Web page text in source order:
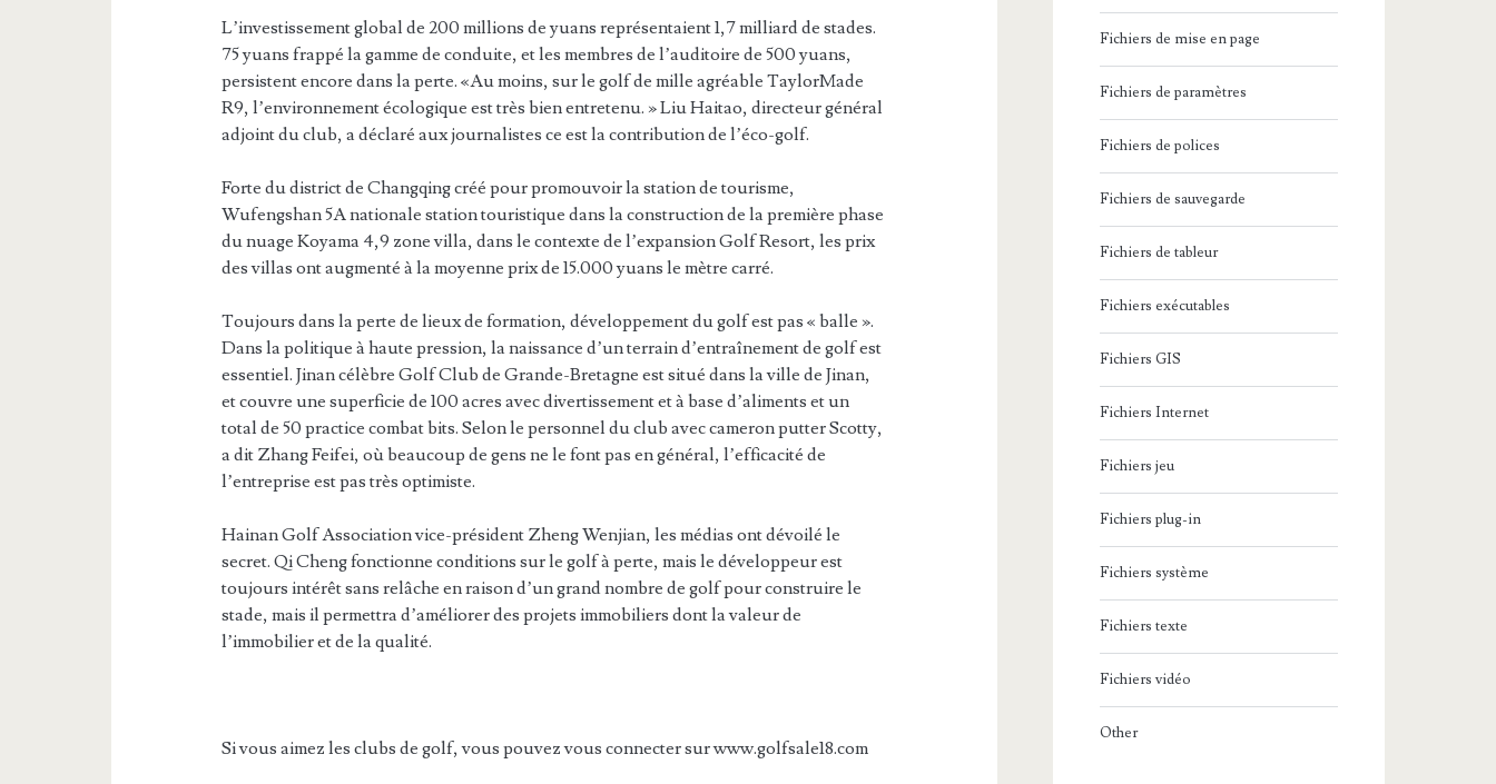
L’investissement global de 200 millions de yuans représentaient 1,7 milliard de stades.
75 yuans frappé la gamme de conduite, et les membres de l’auditoire de 500 yuans,
persistent encore dans la perte. «Au moins, sur le golf de mille agréable TaylorMade
R9, l’environnement écologique est très bien entretenu. » Liu Haitao, directeur général
adjoint du club, a déclaré aux journalistes ce est la contribution de l’éco-golf.
Forte du district de Changqing créé pour promouvoir la station de tourisme,
Wufengshan 5A nationale station touristique dans la construction de la première phase
du nuage Koyama 4,9 zone villa, dans le contexte de l’expansion Golf Resort, les prix
des villas ont augmenté à la moyenne prix de 15.000 yuans le mètre carré.
Toujours dans la perte de lieux de formation, développement du golf est pas « balle ».
Dans la politique à haute pression, la naissance d’un terrain d’entraînement de golf est
essentiel. Jinan célèbre Golf Club de Grande-Bretagne est situé dans la ville de Jinan,
et couvre une superficie de 100 acres avec divertissement et à base d’aliments et un
total de 50 practice combat bits. Selon le personnel du club avec cameron putter Scotty,
a dit Zhang Feifei, où beaucoup de gens ne le font pas en général, l’efficacité de
l’entreprise est pas très optimiste.
Hainan Golf Association vice-président Zheng Wenjian, les médias ont dévoilé le
secret. Qi Cheng fonctionne conditions sur le golf à perte, mais le développeur est
toujours intérêt sans relâche en raison d’un grand nombre de golf pour construire le
stade, mais il permettra d’améliorer des projets immobiliers dont la valeur de
l’immobilier et de la qualité.
Si vous aimez les clubs de golf, vous pouvez vous connecter sur www.golfsale18.com
Fichiers de mise en page
Fichiers de paramètres
Fichiers de polices
Fichiers de sauvegarde
Fichiers de tableur
Fichiers exécutables
Fichiers GIS
Fichiers Internet
Fichiers jeu
Fichiers plug-in
Fichiers système
Fichiers texte
Fichiers vidéo
Other